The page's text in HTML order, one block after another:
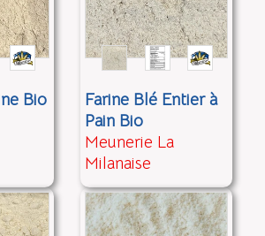
Bio
Farine Blé Entier à
Pain Bio
Meunerie La
Milanaise